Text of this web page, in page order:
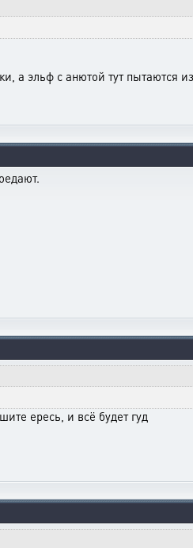
а эльф с анютой тут пытаются
ересь, и всё будет гуд